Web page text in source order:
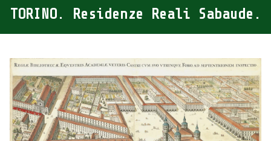
TORINO. Residenze Reali Sabaude.